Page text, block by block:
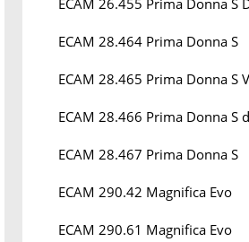
ECAM 26.455 Prima Donna S
ECAM 28.464 Prima Donna S
ECAM 28.465 Prima Donna S
ECAM 28.466 Prima Donna S
ECAM 28.467 Prima Donna S
ECAM 290.42 Magnifica Evo
ECAM 290.61 Magnifica Evo